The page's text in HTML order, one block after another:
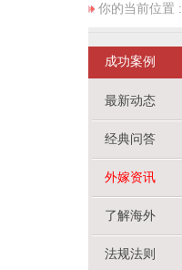
你的当前位置 :
成功案例
最新动态
经典问答
外嫁资讯
了解海外
法规法则